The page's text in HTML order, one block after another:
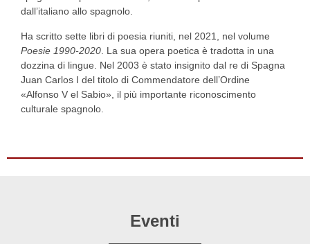
dall’italiano allo spagnolo.
Ha scritto sette libri di poesia riuniti, nel 2021, nel volume
Poesie 1990-2020 . La sua opera poetica è tradotta in una
dozzina di lingue. Nel 2003 è stato insignito dal re di Spagna
Juan Carlos I del titolo di Commendatore dell’Ordine
«Alfonso V el Sabio», il più importante riconoscimento
culturale spagnolo.
Eventi